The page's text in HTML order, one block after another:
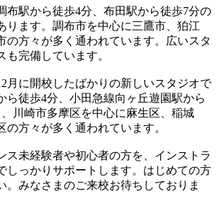
布駅から徒歩4分、布田駅から徒歩7分の
ります。調布市を中心に三鷹市、狛江
の方々が多く通われています。広いスタ
も完備しています。
月に開校したばかりの新しいスタジオで
ら徒歩4分、小田急線向ヶ丘遊園駅から
川崎市多摩区を中心に麻生区、稲城
の方々が多く通われています。
ス未経験者や初心者の方を、インストラ
しっかりサポートします。はじめての方
。みなさまのご来校お待ちしておりま